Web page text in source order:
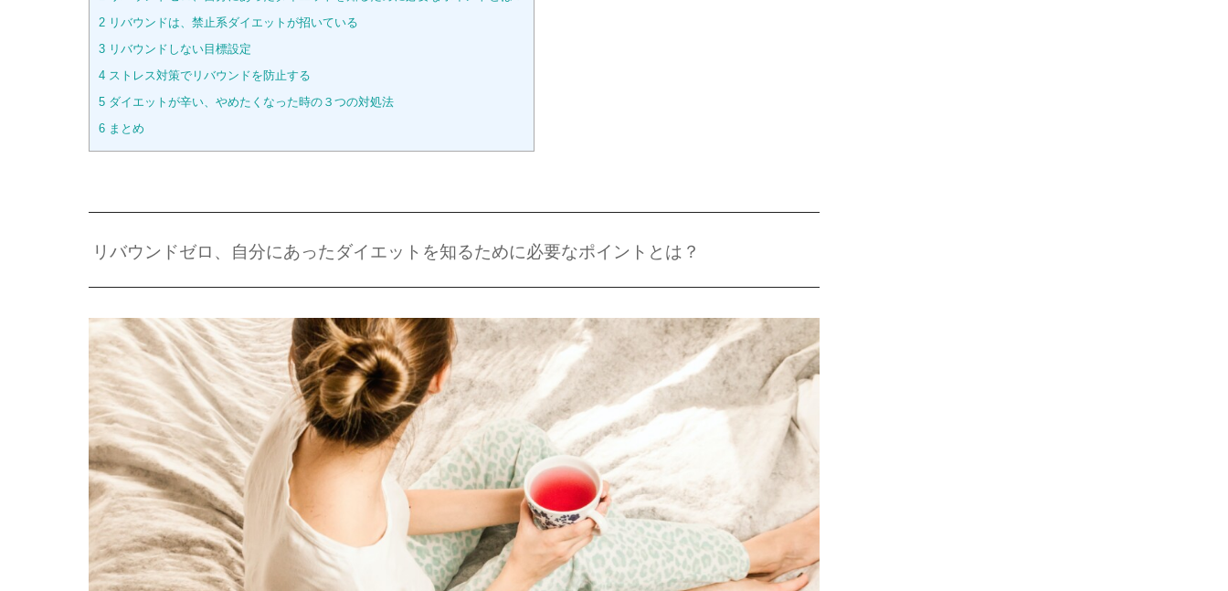
2 リバウンドは、禁止系ダイエットが招いている
3 リバウンドしない目標設定
4 ストレス対策でリバウンドを防止する
5 ダイエットが辛い、やめたくなった時の３つの対処法
6 まとめ
リバウンドゼロ、自分にあったダイエットを知るために必要なポイントとは？